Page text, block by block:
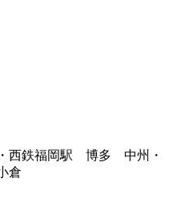
西鉄福岡駅 博多 中州・
倉